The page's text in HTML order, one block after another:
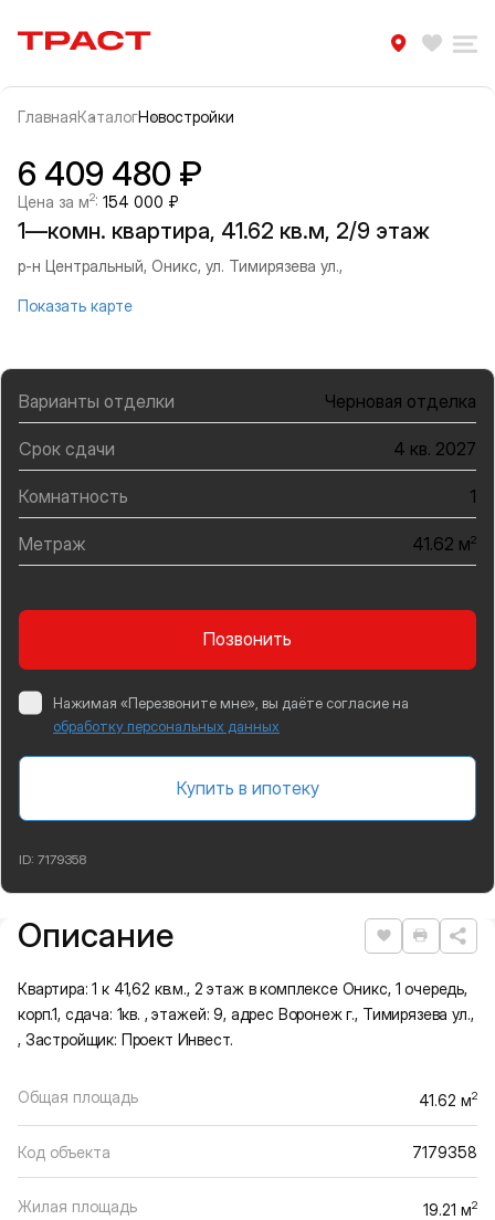
Траст | Служба недвижимости
ГлавнаяКаталогНовостройки
Информация об объекте
Галерея
6 409 480 ₽
Цена за м2: 154 000 ₽
1—комн. квартира, 41.62 кв.м, 2/9 этаж
р-н Центральный, Оникс, ул. Тимирязева ул.,
Показать карте
Варианты отделки Черновая отделка
Срок сдачи 4 кв. 2027
Комнатность 1
Метраж 41.62 м2
Позвонить
Нажимая «Перезвоните мне», вы даёте согласие на
обработку персональных данных
Купить в ипотеку
ID: 7179358
Подробная информация
Описание Нравится
Квартира: 1 к 41,62 кв.м., 2 этаж в комплексе Оникс, 1 очередь,
корп.1, сдача: 1кв. , этажей: 9, адрес Воронеж г., Тимирязева ул.,
, Застройщик: Проект Инвест.
Общая площадь 41.62 м2
Код объекта 7179358
Жилая площадь 19.21 м2